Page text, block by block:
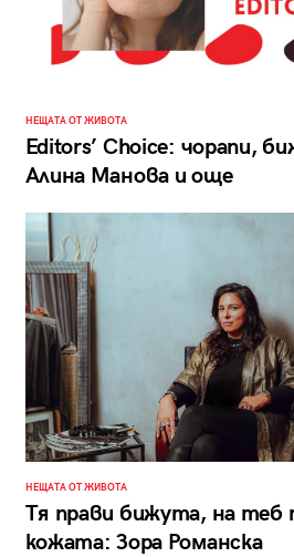
НЕЩАТА ОТ ЖИВОТА
Editors’ Choice: чорапи,
Алина Манова и още
НЕЩАТА ОТ ЖИВОТА
Тя прави бижута, на теб
кожата: Зора Романска